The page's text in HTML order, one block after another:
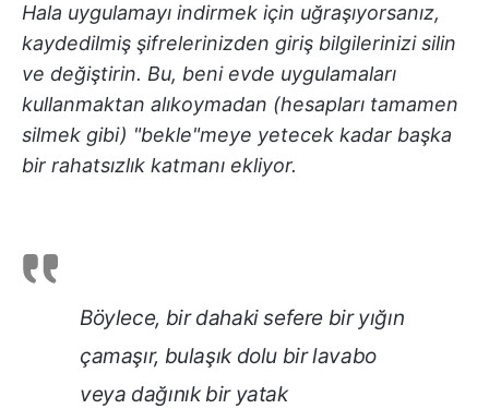
Hala uygulamayı indirmek için uğraşıyorsanız,
kaydedilmiş şifrelerinizden giriş bilgilerinizi silin
ve değiştirin. Bu, beni evde uygulamaları
kullanmaktan alıkoymadan (hesapları tamamen
silmek gibi) "bekle"meye yetecek kadar başka
bir rahatsızlık katmanı ekliyor.
Böylece, bir dahaki sefere bir yığın
çamaşır, bulaşık dolu bir lavabo
veya dağınık bir yatak